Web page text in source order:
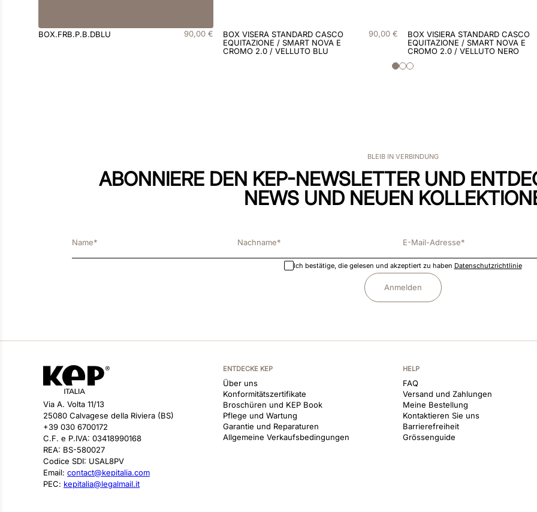
BOX.FRB.P.B.DBLU 90,00 €
BOX VISERA STANDARD CASCO
EQUITAZIONE / SMART NOVA E
CROMO 2.0 / VELLUTO BLU
90,00 €
BOX VISIERA STANDARD CASCO
EQUITAZIONE / SMART NOVA E
CROMO 2.0 / VELLUTO NERO
BLEIB IN VERBINDUNG
ABONNIERE DEN KEP-NEWSLETTER UND
NEWS UND NEUEN
Ich bestätige, die gelesen und akzeptiert zu haben Datenschutzrichtlinie
Anmelden
Via A. Volta 11/13
25080 Calvagese della Riviera (BS)
+39 030 6700172
C.F. e P.IVA: 03418990168
REA: BS-580027
Codice SDI: USAL8PV
Email: contact@kepitalia.com
PEC: kepitalia@legalmail.it
ENTDECKE KEP
Über uns
Konformitätszertifikate
Broschüren und KEP Book
Pflege und Wartung
Garantie und Reparaturen
Allgemeine Verkaufsbedingungen
HELP
FAQ
Versand und Zahlungen
Meine Bestellung
Kontaktieren Sie uns
Barrierefreiheit
Grössenguide